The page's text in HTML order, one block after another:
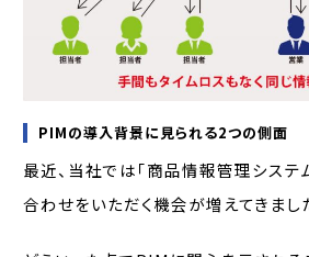
PIMの導入背景に見られる2つの側面
最近、当社では「商品情報管理システ
合わせをいただく機会が増えてきまし